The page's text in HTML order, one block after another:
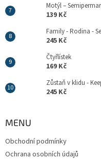
Motýl –
139 Kč
Family - Rodina -
245 Kč
Čtyřlístek
169 Kč
Zůstaň v klidu -
245 Kč
MENU
Obchodní podmínky
Ochrana osobních údajů